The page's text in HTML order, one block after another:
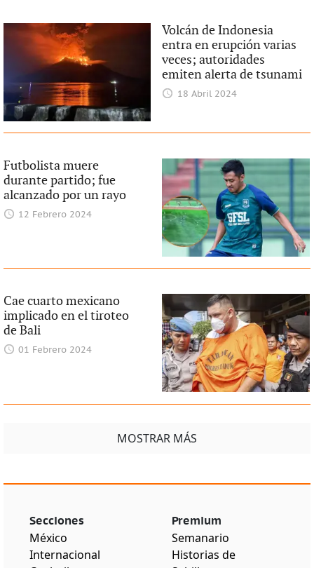
Volcán de Indonesia
entra en erupción varias
veces; autoridades
emiten alerta de tsunami
18 Abril 2024
Futbolista muere
durante partido; fue
alcanzado por un rayo
12 Febrero 2024
Cae cuarto mexicano
implicado en el tiroteo
de Bali
01 Febrero 2024
MOSTRAR MÁS
Secciones
México
Internacional
Premium
Semanario
Historias de